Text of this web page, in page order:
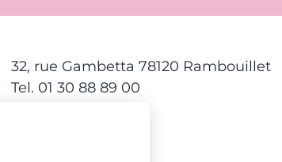
32, rue Gambetta 78120 Rambouillet
Tel. 01 30 88 89 00